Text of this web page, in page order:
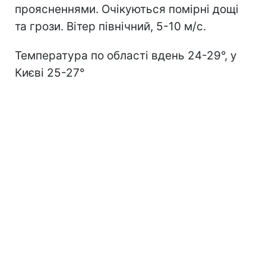
проясненнями. Очікуються помірні дощі
та грози. Вітер північний, 5-10 м/с.
Температура по області вдень 24-29°, у
Києві 25-27°